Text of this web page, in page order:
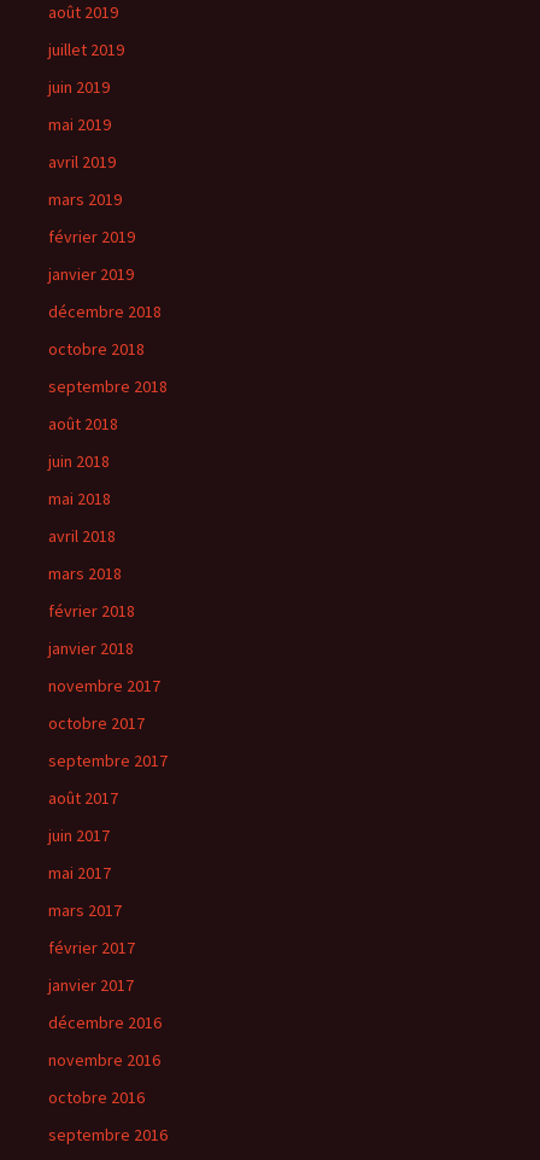
août 2019
juillet 2019
juin 2019
mai 2019
avril 2019
mars 2019
février 2019
janvier 2019
décembre 2018
octobre 2018
septembre 2018
août 2018
juin 2018
mai 2018
avril 2018
mars 2018
février 2018
janvier 2018
novembre 2017
octobre 2017
septembre 2017
août 2017
juin 2017
mai 2017
mars 2017
février 2017
janvier 2017
décembre 2016
novembre 2016
octobre 2016
septembre 2016